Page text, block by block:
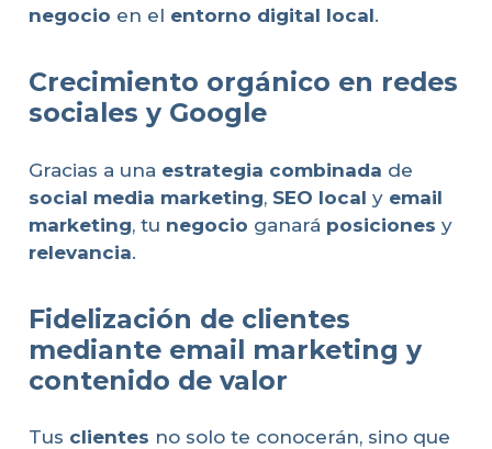
negocio en el entorno digital local.
Crecimiento orgánico en redes
sociales y Google
Gracias a una estrategia combinada de
social media marketing, SEO local y email
marketing, tu negocio ganará posiciones y
relevancia.
Fidelización de clientes
mediante email marketing y
contenido de valor
Tus clientes no solo te conocerán, sino que